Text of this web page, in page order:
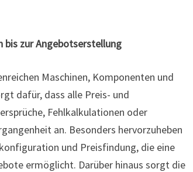
zur Angebotserstellung
Maschinen, Komponenten und
dafür, dass alle Preis- und
Fehlkalkulationen oder
an. Besonders hervorzuheben
und Preisfindung, die eine
ermöglicht. Darüber hinaus sorgt die